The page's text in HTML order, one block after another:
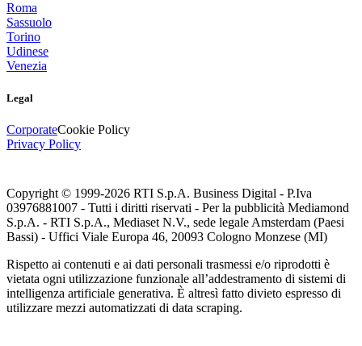
Roma
Sassuolo
Torino
Udinese
Venezia
Legal
CorporateCookie Policy
Privacy Policy
Copyright © 1999-2026 RTI S.p.A. Business Digital - P.Iva
03976881007 - Tutti i diritti riservati - Per la pubblicità Mediamond
S.p.A. - RTI S.p.A., Mediaset N.V., sede legale Amsterdam (Paesi
Bassi) - Uffici Viale Europa 46, 20093 Cologno Monzese (MI)
Rispetto ai contenuti e ai dati personali trasmessi e/o riprodotti è
vietata ogni utilizzazione funzionale all’addestramento di sistemi di
intelligenza artificiale generativa. È altresì fatto divieto espresso di
utilizzare mezzi automatizzati di data scraping.